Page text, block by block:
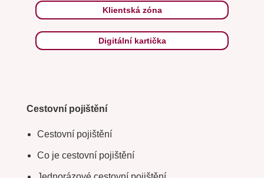
Klientská zóna
Digitální kartička
Cestovní pojištění
Cestovní pojištění
Co je cestovní pojištění